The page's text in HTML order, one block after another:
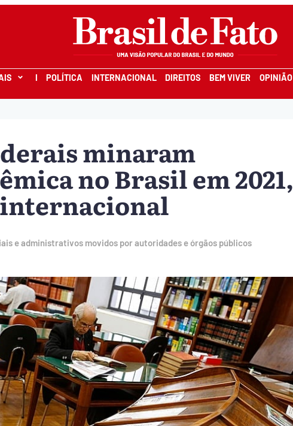
I POLÍTICA INTERNACIONAL DIREITOS BEM VIVER OPINIÃO
minaram
no Brasil em 2021,
e administrativos movidos por autoridades e órgãos públicos